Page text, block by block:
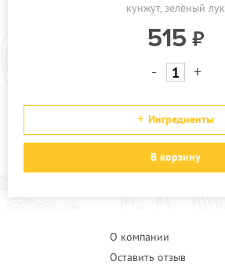
кунжут зелёный лук
515
- +
Ингредиенты
В корзину
О компании
Оставить отзыв